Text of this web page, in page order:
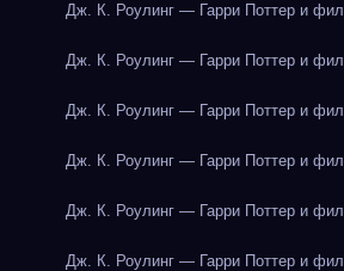
Дж. К. Роулинг — Гарри Поттер и
Дж. К. Роулинг — Гарри Поттер и
Дж. К. Роулинг — Гарри Поттер и
Дж. К. Роулинг — Гарри Поттер и
Дж. К. Роулинг — Гарри Поттер и
Дж. К. Роулинг — Гарри Поттер и